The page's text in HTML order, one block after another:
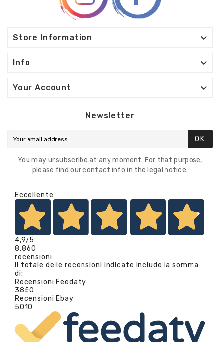
Store Information 
Info 
Your Account 
Newsletter
OK
You may unsubscribe at any moment. For that purpose,
please find our contact info in the legal notice.
Eccellente
4,9/5
8.860
recensioni
Il totale delle recensioni indicate include la somma
di:
Recensioni Feedaty
3850
Recensioni Ebay
5010